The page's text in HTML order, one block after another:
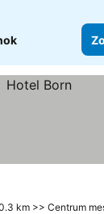
km >> Centrum